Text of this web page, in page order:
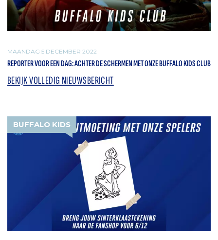
MAANDAG 5 DECEMBER 2022
REPORTER VOOR EEN DAG: ACHTER DE SCHERMEN MET ONZE BUFFALO KIDS CLUB
BEKIJK VOLLEDIG NIEUWSBERICHT
BUFFALO KIDS